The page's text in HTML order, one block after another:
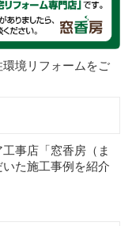
境リフォームをご
事店「窓香房（ま
た施工事例を紹介